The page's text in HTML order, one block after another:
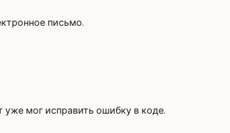
письмо.
уже мог исправить ошибку в коде.